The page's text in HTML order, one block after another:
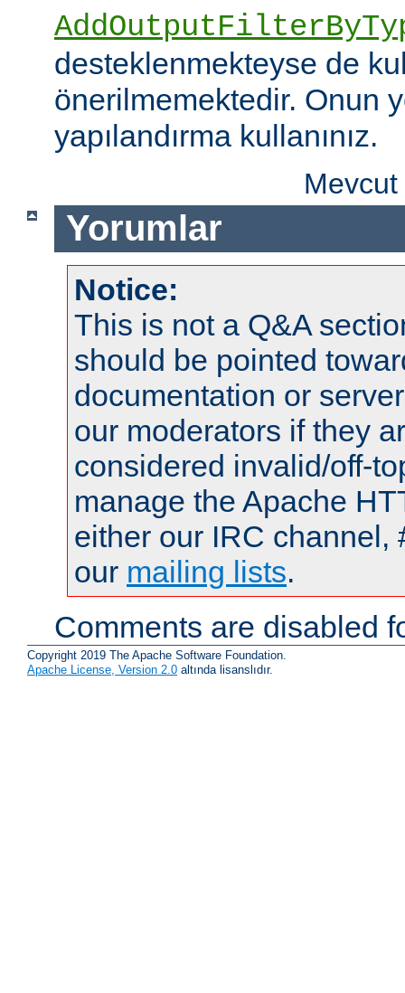
desteklenmekteyse de
önerilmemektedir. Onun
yapılandırma kullanınız.
Yorumlar
Notice:
This is not a Q&A
should be pointed
documentation or
our moderators if they
considered invalid/off-
manage the Apache
either our IRC channel,
our mailing lists.
Comments are disabled
Copyright 2019 The Apache Software Foundation.
Apache License, Version 2.0 altında lisanslıdır.